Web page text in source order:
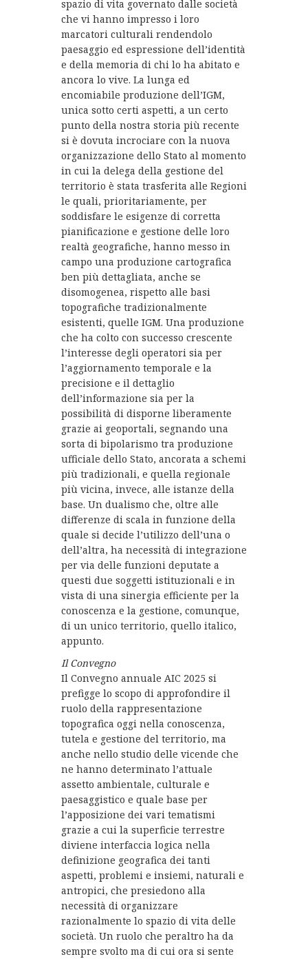
spazio di vita governato dalle società
che vi hanno impresso i loro
marcatori culturali rendendolo
paesaggio ed espressione dell’identità
e della memoria di chi lo ha abitato e
ancora lo vive. La lunga ed
encomiabile produzione dell’IGM,
unica sotto certi aspetti, a un certo
punto della nostra storia più recente
si è dovuta incrociare con la nuova
organizzazione dello Stato al momento
in cui la delega della gestione del
territorio è stata trasferita alle Regioni
le quali, prioritariamente, per
soddisfare le esigenze di corretta
pianificazione e gestione delle loro
realtà geografiche, hanno messo in
campo una produzione cartografica
ben più dettagliata, anche se
disomogenea, rispetto alle basi
topografiche tradizionalmente
esistenti, quelle IGM. Una produzione
che ha colto con successo crescente
l’interesse degli operatori sia per
l’aggiornamento temporale e la
precisione e il dettaglio
dell’informazione sia per la
possibilità di disporne liberamente
grazie ai geoportali, segnando una
sorta di bipolarismo tra produzione
ufficiale dello Stato, ancorata a schemi
più tradizionali, e quella regionale
più vicina, invece, alle istanze della
base. Un dualismo che, oltre alle
differenze di scala in funzione della
quale si decide l’utilizzo dell’una o
dell’altra, ha necessità di integrazione
per via delle funzioni deputate a
questi due soggetti istituzionali e in
vista di una sinergia efficiente per la
conoscenza e la gestione, comunque,
di un unico territorio, quello italico,
appunto.
Il Convegno
Il Convegno annuale AIC 2025 si
prefigge lo scopo di approfondire il
ruolo della rappresentazione
topografica oggi nella conoscenza,
tutela e gestione del territorio, ma
anche nello studio delle vicende che
ne hanno determinato l’attuale
assetto ambientale, culturale e
paesaggistico e quale base per
l’apposizione dei vari tematismi
grazie a cui la superficie terrestre
diviene interfaccia logica nella
definizione geografica dei tanti
aspetti, problemi e insiemi, naturali e
antropici, che presiedono alla
necessità di organizzare
razionalmente lo spazio di vita delle
società. Un ruolo che peraltro ha da
sempre svolto ma di cui ora si sente